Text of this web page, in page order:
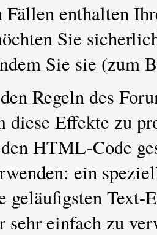
Fällen enthalten
Sie
Sie sie (zum
Regeln des
diese Effekte zu
HTML-Code
ein
geläufigsten
sehr einfach zu